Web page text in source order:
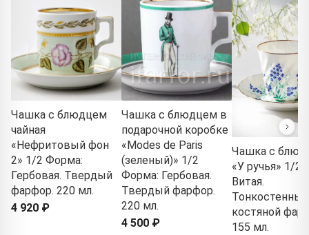
Чашка с блюдцем
чайная
«Нефритовый фон
2» 1/2 Форма:
Гербовая. Твердый
фарфор. 220 мл.
4 920 ₽
Чашка с блюдцем в
подарочной коробке
«Modes de Paris
(зеленый)» 1/2
Форма: Гербовая.
Твердый фарфор.
220 мл.
4 500 ₽
Чашка с
«У ручья» 1/2
Витая.
Тонкостенный
костяной
155 мл.